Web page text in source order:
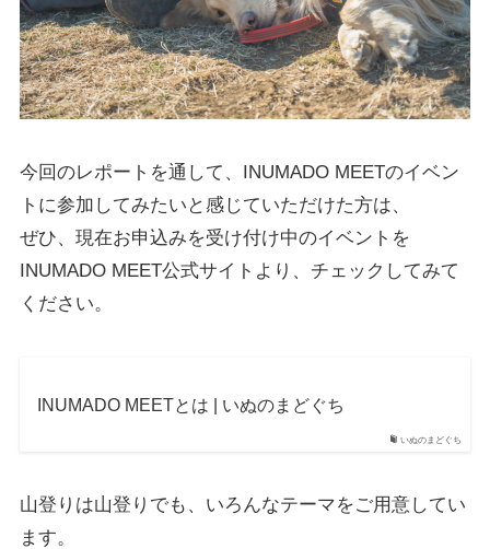
今回のレポートを通して、INUMADO MEETのイベン
トに参加してみたいと感じていただけた方は、
ぜひ、現在お申込みを受け付け中のイベントを
INUMADO MEET公式サイトより、チェックしてみて
ください。
いぬのまどぐち
INUMADO MEETとは | いぬのまどぐち
山登りは山登りでも、いろんなテーマをご用意してい
ます。